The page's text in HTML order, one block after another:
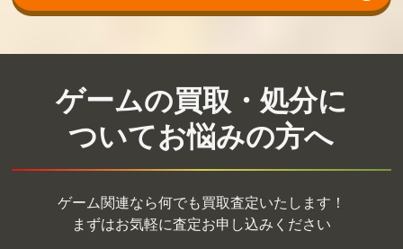
ゲームの買取・処分に
ついてお悩みの方へ
ゲーム関連なら何でも買取査定いたします！
まずはお気軽に査定お申し込みください